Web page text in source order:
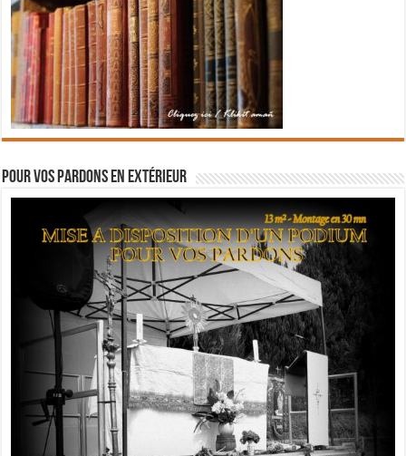
Pour vos pardons en extérieur